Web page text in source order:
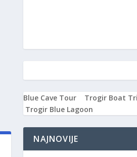
Blue Cave Tour
Trogir Boat
Trogir Blue Lagoon
NAJNOVIJE